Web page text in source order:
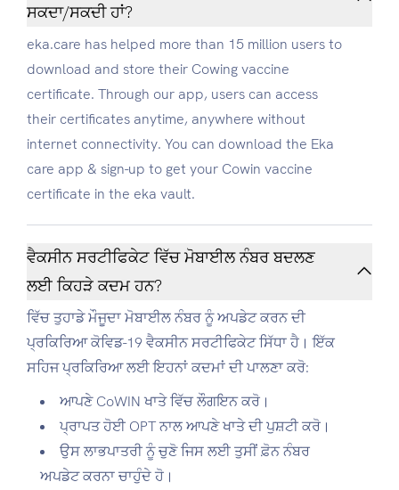
ਸਕਦਾ/ਸਕਦੀ ਹਾਂ?
eka.care has helped more than 15 million users to
download and store their Cowing vaccine
certificate. Through our app, users can access
their certificates anytime, anywhere without
internet connectivity. You can download the Eka
care app & sign-up to get your Cowin vaccine
certificate in the eka vault.
ਵੈਕਸੀਨ ਸਰਟੀਫਿਕੇਟ ਵਿੱਚ ਮੋਬਾਈਲ ਨੰਬਰ ਬਦਲਣ
ਲਈ ਕਿਹੜੇ ਕਦਮ ਹਨ?
ਵਿੱਚ ਤੁਹਾਡੇ ਮੌਜੂਦਾ ਮੋਬਾਈਲ ਨੰਬਰ ਨੂੰ ਅਪਡੇਟ ਕਰਨ ਦੀ
ਪ੍ਰਕਿਰਿਆਕੋਵਿਡ-19 ਵੈਕਸੀਨ ਸਰਟੀਫਿਕੇਟਸਿੱਧਾ ਹੈ। ਇੱਕ
ਸਹਿਜ ਪ੍ਰਕਿਰਿਆ ਲਈ ਇਹਨਾਂ ਕਦਮਾਂ ਦੀ ਪਾਲਣਾ ਕਰੋ:
ਆਪਣੇ CoWIN ਖਾਤੇ ਵਿੱਚ ਲੌਗਇਨ ਕਰੋ।
ਪ੍ਰਾਪਤ ਹੋਈ OPT ਨਾਲ ਆਪਣੇ ਖਾਤੇ ਦੀ ਪੁਸ਼ਟੀ ਕਰੋ।
ਉਸ ਲਾਭਪਾਤਰੀ ਨੂੰ ਚੁਣੋ ਜਿਸ ਲਈ ਤੁਸੀਂ ਫ਼ੋਨ ਨੰਬਰ
ਅਪਡੇਟ ਕਰਨਾ ਚਾਹੁੰਦੇ ਹੋ।